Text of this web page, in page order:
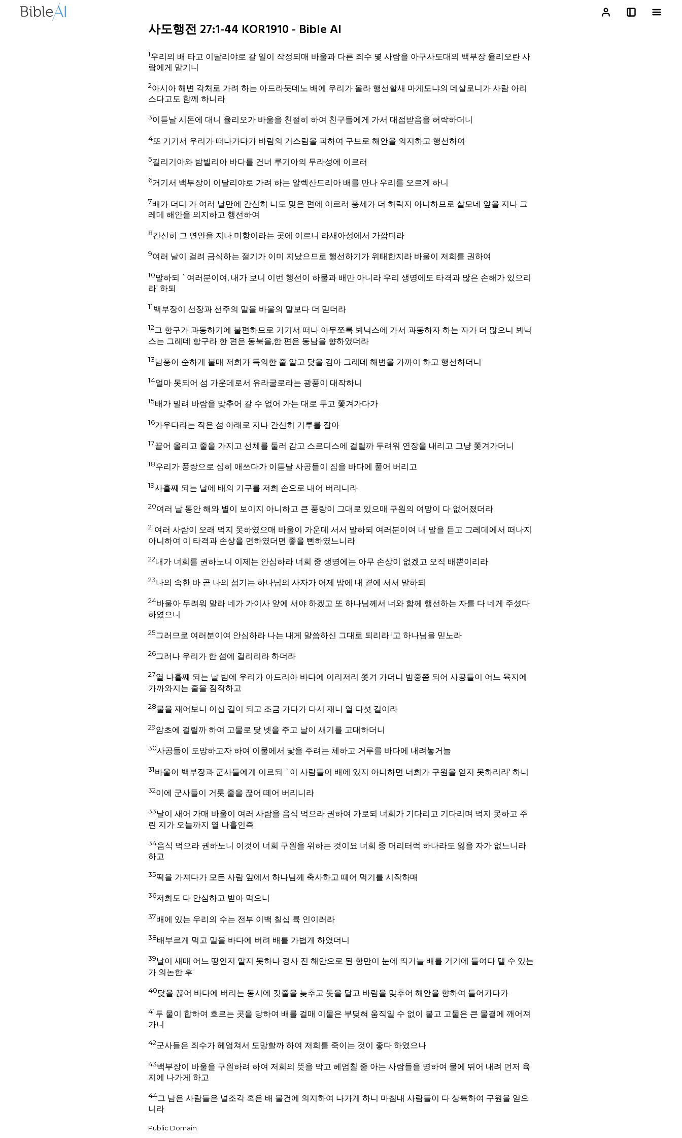
사도행전 27:1-44 KOR1910 - Bible AI
1우리의 배 타고 이달리야로 갈 일이 작정되매 바울과 다른 죄수 몇 사람을 아구사도대의 백부장 율리오란 사
람에게 맡기니
2아시아 해변 각처로 가려 하는 아드라뭇데노 배에 우리가 올라 행선할새 마게도냐의 데살로니가 사람 아리
스다고도 함께 하니라
3이튿날 시돈에 대니 율리오가 바울을 친절히 하여 친구들에게 가서 대접받음을 허락하더니
4또 거기서 우리가 떠나가다가 바람의 거스림을 피하여 구브로 해안을 의지하고 행선하여
5길리기아와 밤빌리아 바다를 건너 루기아의 무라성에 이르러
6거기서 백부장이 이달리야로 가려 하는 알렉산드리아 배를 만나 우리를 오르게 하니
7배가 더디 가 여러 날만에 간신히 니도 맞은 편에 이르러 풍세가 더 허락지 아니하므로 살모네 앞을 지나 그
레데 해안을 의지하고 행선하여
8간신히 그 연안을 지나 미항이라는 곳에 이르니 라새아성에서 가깝더라
9여러 날이 걸려 금식하는 절기가 이미 지났으므로 행선하기가 위태한지라 바울이 저희를 권하여
10말하되 `여러분이여, 내가 보니 이번 행선이 하물과 배만 아니라 우리 생명에도 타격과 많은 손해가 있으리
라' 하되
11백부장이 선장과 선주의 말을 바울의 말보다 더 믿더라
12그 항구가 과동하기에 불편하므로 거기서 떠나 아무쪼록 뵈닉스에 가서 과동하자 하는 자가 더 많으니 뵈닉
스는 그레데 항구라 한 편은 동북을,한 편은 동남을 향하였더라
13남풍이 순하게 불매 저희가 득의한 줄 알고 닻을 감아 그레데 해변을 가까이 하고 행선하더니
14얼마 못되어 섬 가운데로서 유라굴로라는 광풍이 대작하니
15배가 밀려 바람을 맞추어 갈 수 없어 가는 대로 두고 쫓겨가다가
16가우다라는 작은 섬 아래로 지나 간신히 거루를 잡아
17끌어 올리고 줄을 가지고 선체를 둘러 감고 스르디스에 걸릴까 두려워 연장을 내리고 그냥 쫓겨가더니
18우리가 풍랑으로 심히 애쓰다가 이튿날 사공들이 짐을 바다에 풀어 버리고
19사흘째 되는 날에 배의 기구를 저희 손으로 내어 버리니라
20여러 날 동안 해와 별이 보이지 아니하고 큰 풍랑이 그대로 있으매 구원의 여망이 다 없어졌더라
21여러 사람이 오래 먹지 못하였으매 바울이 가운데 서서 말하되 여러분이여 내 말을 듣고 그레데에서 떠나지
아니하여 이 타격과 손상을 면하였더면 좋을 뻔하였느니라
22내가 너희를 권하노니 이제는 안심하라 너희 중 생명에는 아무 손상이 없겠고 오직 배뿐이리라
23나의 속한 바 곧 나의 섬기는 하나님의 사자가 어제 밤에 내 곁에 서서 말하되
24바울아 두려워 말라 네가 가이사 앞에 서야 하겠고 또 하나님께서 너와 함께 행선하는 자를 다 네게 주셨다
하였으니
25그러므로 여러분이여 안심하라 나는 내게 말씀하신 그대로 되리라 !고 하나님을 믿노라
26그러나 우리가 한 섬에 걸리리라 하더라
27열 나흘째 되는 날 밤에 우리가 아드리아 바다에 이리저리 쫓겨 가더니 밤중쯤 되어 사공들이 어느 육지에
가까와지는 줄을 짐작하고
28물을 재어보니 이십 길이 되고 조금 가다가 다시 재니 열 다섯 길이라
29암초에 걸릴까 하여 고물로 닻 넷을 주고 날이 새기를 고대하더니
30사공들이 도망하고자 하여 이물에서 닻을 주려는 체하고 거루를 바다에 내려놓거늘
31바울이 백부장과 군사들에게 이르되 `이 사람들이 배에 있지 아니하면 너희가 구원을 얻지 못하리라' 하니
32이에 군사들이 거룻 줄을 끊어 떼어 버리니라
33날이 새어 가매 바울이 여러 사람을 음식 먹으라 권하여 가로되 너희가 기다리고 기다리며 먹지 못하고 주
린 지가 오늘까지 열 나흘인즉
34음식 먹으라 권하노니 이것이 너희 구원을 위하는 것이요 너희 중 머리터럭 하나라도 잃을 자가 없느니라
하고
35떡을 가져다가 모든 사람 앞에서 하나님께 축사하고 떼어 먹기를 시작하매
36저희도 다 안심하고 받아 먹으니
37배에 있는 우리의 수는 전부 이백 칠십 륙 인이러라
38배부르게 먹고 밀을 바다에 버려 배를 가볍게 하였더니
39날이 새매 어느 땅인지 알지 못하나 경사 진 해안으로 된 항만이 눈에 띄거늘 배를 거기에 들여다 댈 수 있는
가 의논한 후
40닻을 끊어 바다에 버리는 동시에 킷줄을 늦추고 돛을 달고 바람을 맞추어 해안을 향하여 들어가다가
41두 물이 합하여 흐르는 곳을 당하여 배를 걸매 이물은 부딪혀 움직일 수 없이 붙고 고물은 큰 물결에 깨어져
가니
42군사들은 죄수가 헤엄쳐서 도망할까 하여 저희를 죽이는 것이 좋다 하였으나
43백부장이 바울을 구원하려 하여 저희의 뜻을 막고 헤엄칠 줄 아는 사람들을 명하여 물에 뛰어 내려 먼저 육
지에 나가게 하고
44그 남은 사람들은 널조각 혹은 배 물건에 의지하여 나가게 하니 마침내 사람들이 다 상륙하여 구원을 얻으
니라
Public Domain